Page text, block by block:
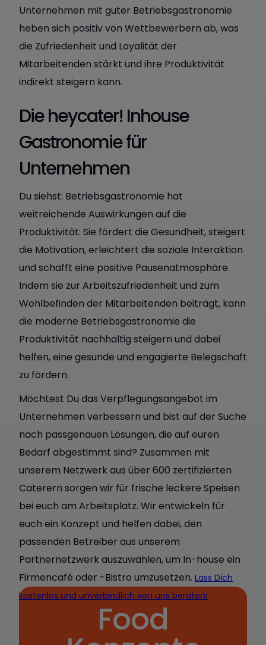
Unternehmen mit guter Betriebsgastronomie
heben sich positiv von Wettbewerbern ab, was
die Zufriedenheit und Loyalität der
Mitarbeitenden stärkt und ihre Produktivität
indirekt steigern kann.
Die heycater! Inhouse
Gastronomie für
Unternehmen
Du siehst: Betriebsgastronomie hat
weitreichende Auswirkungen auf die
Produktivität: Sie fördert die Gesundheit, steigert
die Motivation, erleichtert die soziale Interaktion
und schafft eine positive Pausenatmosphäre.
Indem sie zur Arbeitszufriedenheit und zum
Wohlbefinden der Mitarbeitenden beiträgt, kann
die moderne Betriebsgastronomie die
Produktivität nachhaltig steigern und dabei
helfen, eine gesunde und engagierte Belegschaft
zu fördern.
Möchtest Du das Verpflegungsangebot im
Unternehmen verbessern und bist auf der Suche
nach passgenauen Lösungen, die auf euren
Bedarf abgestimmt sind? Zusammen mit
unserem Netzwerk aus über 600 zertifizierten
Caterern sorgen wir für frische leckere Speisen
bei euch am Arbeitsplatz. Wir entwickeln für
euch ein Konzept und helfen dabei, den
passenden Betreiber aus unserem
Partnernetzwerk auszuwählen, um In-house ein
Firmencafé oder -Bistro umzusetzen. Lass Dich
kostenlos und unverbindlich von uns beraten!
Food